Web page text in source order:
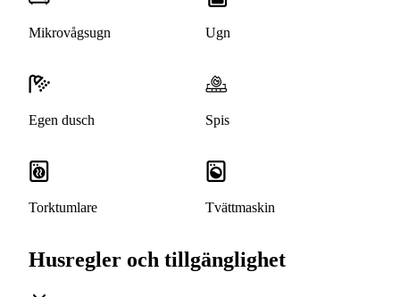
Mikrovågsugn Ugn
Egen dusch Spis
Torktumlare Tvättmaskin
Husregler och tillgänglighet